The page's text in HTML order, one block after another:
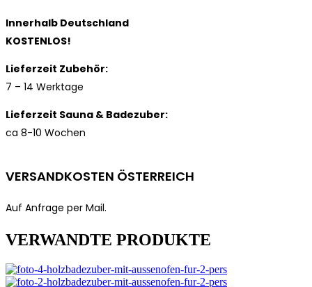
Innerhalb Deutschland
KOSTENLOS!
Lieferzeit Zubehör:
7 – 14 Werktage
Lieferzeit Sauna & Badezuber:
ca 8-10 Wochen
VERSANDKOSTEN ÖSTERREICH
Auf Anfrage per Mail.
VERWANDTE PRODUKTE